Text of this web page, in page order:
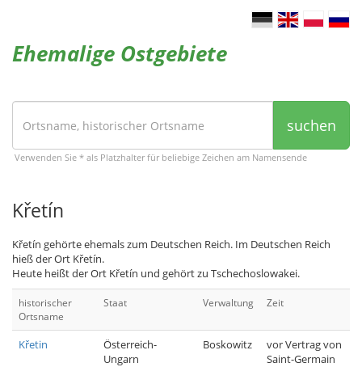
Ehemalige Ostgebiete
suchen
Verwenden Sie * als Platzhalter für beliebige Zeichen am Namensende
Křetín
Křetín gehörte ehemals zum Deutschen Reich. Im Deutschen Reich
hieß der Ort Křetín.
Heute heißt der Ort Křetín und gehört zu Tschechoslowakei.
historischer
Ortsname
Staat Verwaltung Zeit
Křetin
Österreich-
Ungarn
Boskowitz
vor Vertrag von
Saint-Germain